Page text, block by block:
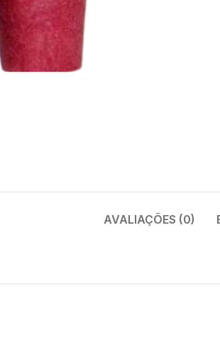
AVALIAÇÕES (0)